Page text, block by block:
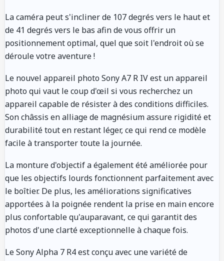
La caméra peut s'incliner de 107 degrés vers le haut et
de 41 degrés vers le bas afin de vous offrir un
positionnement optimal, quel que soit l'endroit où se
déroule votre aventure !
Le nouvel appareil photo Sony A7 R IV est un appareil
photo qui vaut le coup d'œil si vous recherchez un
appareil capable de résister à des conditions difficiles.
Son châssis en alliage de magnésium assure rigidité et
durabilité tout en restant léger, ce qui rend ce modèle
facile à transporter toute la journée.
La monture d'objectif a également été améliorée pour
que les objectifs lourds fonctionnent parfaitement avec
le boîtier. De plus, les améliorations significatives
apportées à la poignée rendent la prise en main encore
plus confortable qu'auparavant, ce qui garantit des
photos d'une clarté exceptionnelle à chaque fois.
Le Sony Alpha 7 R4 est conçu avec une variété de